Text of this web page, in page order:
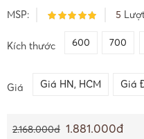
MSP: 5
Kích thước 600 700
Giá Giá HN, HCM Giá
2.168.000đ 1.881.000đ